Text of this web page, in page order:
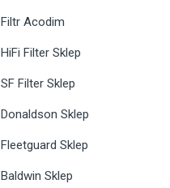
Filtr Acodim
HiFi Filter Sklep
SF Filter Sklep
Donaldson Sklep
Fleetguard Sklep
Baldwin Sklep